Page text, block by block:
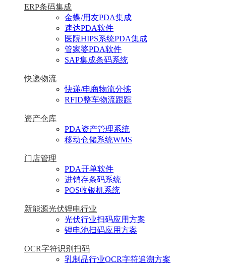
ERP条码集成
金蝶/用友PDA集成
速达PDA软件
医院HIPS系统PDA集成
管家婆PDA软件
SAP集成条码系统
快递物流
快递/电商物流分拣
RFID整车物流跟踪
资产仓库
PDA资产管理系统
移动仓储系统WMS
门店管理
PDA开单软件
进销存条码系统
POS收银机系统
新能源光伏锂电行业
光伏行业扫码应用方案
锂电池扫码应用方案
OCR字符识别扫码
乳制品行业OCR字符追溯方案